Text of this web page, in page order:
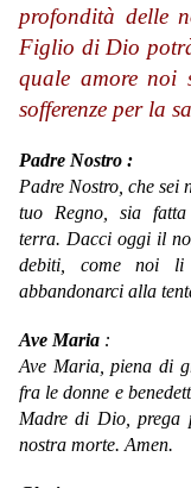
profondità delle
Figlio di Dio
quale amore noi
sofferenze per la
Padre Nostro :
Padre Nostro, che sei
tuo Regno, sia
terra. Dacci oggi il
debiti, come noi
abbandonarci alla
Ave Maria :
Ave Maria,piena di
fra le donne e
Madre di Dio,prega
nostra morte. Amen.